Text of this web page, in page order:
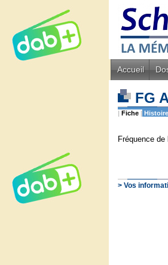
Accueil
FG
| Fiche | Histoire
Fréquence de
> Vos